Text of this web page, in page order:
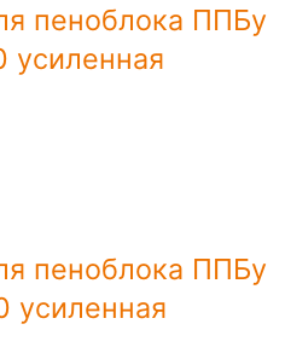
пеноблока ППБу
усиленная
пеноблока ППБу
усиленная